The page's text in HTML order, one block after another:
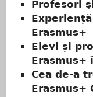
Profesori
Erasmus+
Elevi și
Erasmus+
Cea de-a
Erasmus+